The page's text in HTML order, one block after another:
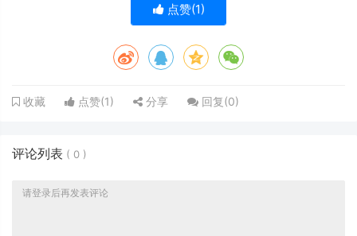
点赞(1)
收藏 点赞(1) 分享 回复(0)
评论列表 ( 0 )